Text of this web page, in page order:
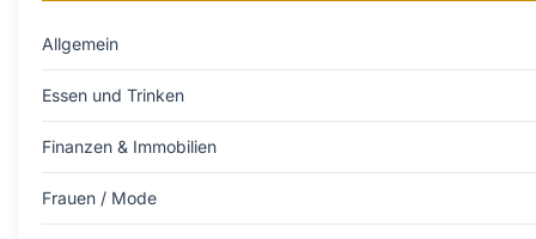
Allgemein
Essen und Trinken
Finanzen & Immobilien
Frauen / Mode